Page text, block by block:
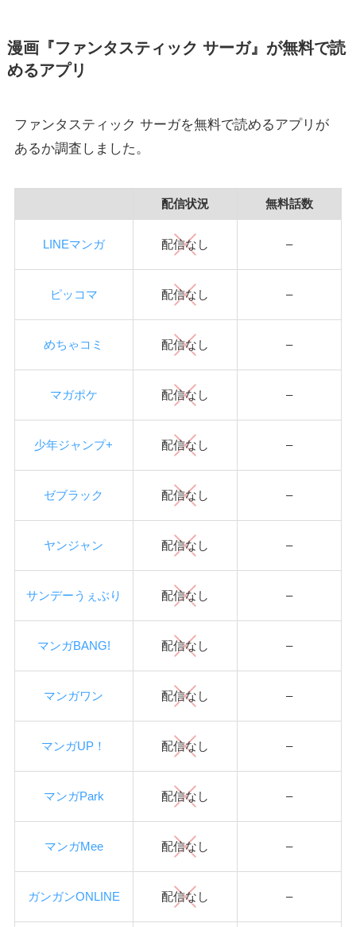
漫画『ファンタスティック サーガ』が無料で読
めるアプリ
ファンタスティック サーガを無料で読めるアプリが
あるか調査しました。
配信状況 無料話数
LINEマンガ 配信なし –
ピッコマ 配信なし –
めちゃコミ 配信なし –
マガポケ 配信なし –
少年ジャンプ+ 配信なし –
ゼブラック 配信なし –
ヤンジャン 配信なし –
サンデーうぇぶり 配信なし –
マンガBANG! 配信なし –
マンガワン 配信なし –
マンガUP！ 配信なし –
マンガPark 配信なし –
マンガMee 配信なし –
ガンガンONLINE 配信なし –